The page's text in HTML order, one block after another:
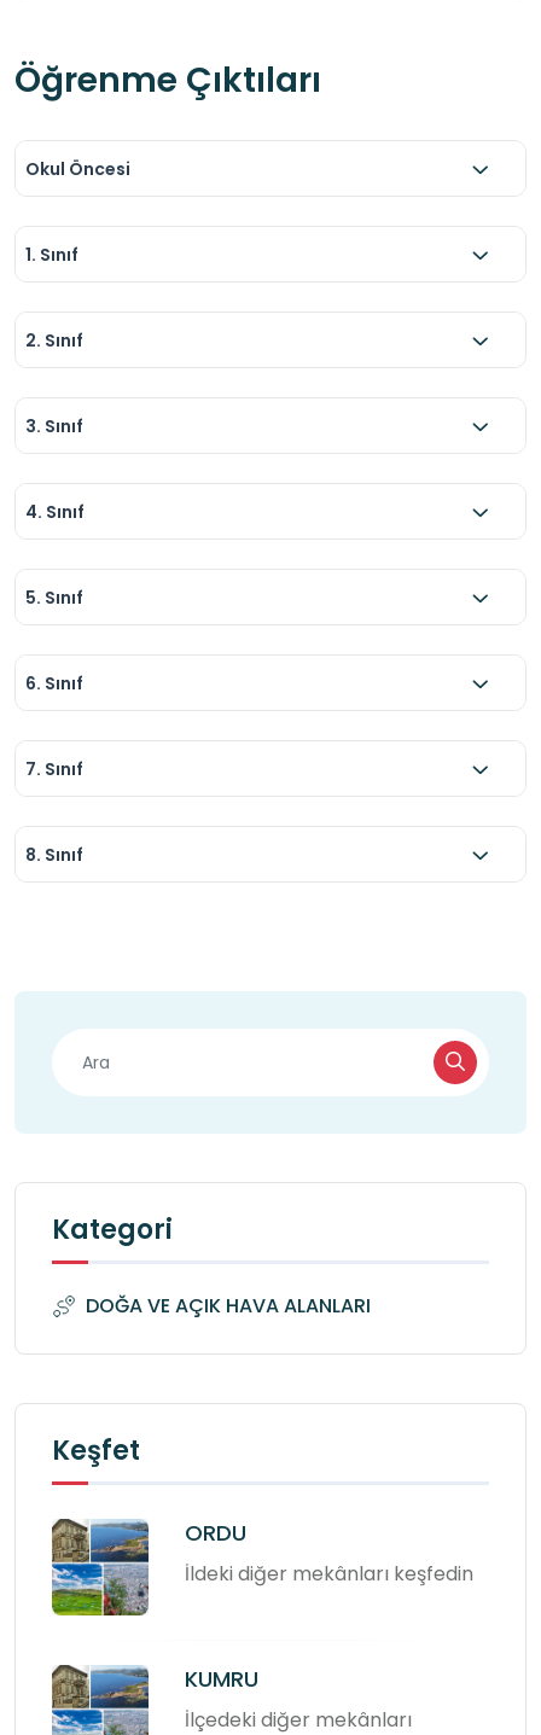
Öğrenme Çıktıları
Okul Öncesi
1. Sınıf
2. Sınıf
3. Sınıf
4. Sınıf
5. Sınıf
6. Sınıf
7. Sınıf
8. Sınıf
Kategori
DOĞA VE AÇIK HAVA ALANLARI
Keşfet
ORDU
İldeki diğer mekânları keşfedin
KUMRU
İlçedeki diğer mekânları